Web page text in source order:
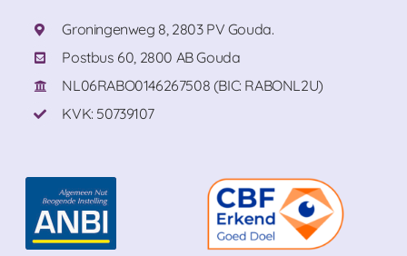
Groningenweg 8, 2803 PV Gouda.
Postbus 60, 2800 AB Gouda
NL06RABO0146267508 (BIC: RABONL2U)
KVK: 50739107